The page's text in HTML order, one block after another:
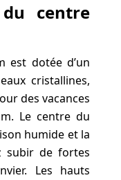
centre
est dotée d’un
cristallines,
des vacances
Le centre du
humide et la
subir de fortes
Les hauts